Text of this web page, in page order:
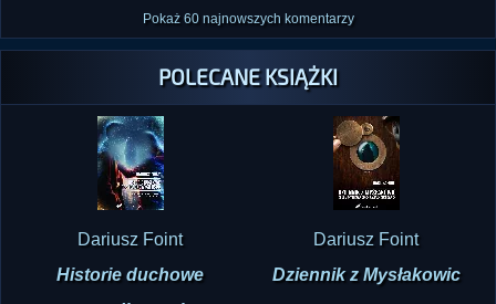
Pokaż 60 najnowszych komentarzy
POLECANE KSIĄŻKI
Dariusz Foint
Historie duchowe
Dariusz Foint
Dziennik z Mysłakowic